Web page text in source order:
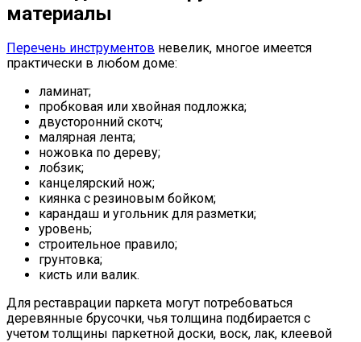
материалы
Перечень инструментов невелик, многое имеется
практически в любом доме:
ламинат;
пробковая или хвойная подложка;
двусторонний скотч;
малярная лента;
ножовка по дереву;
лобзик;
канцелярский нож;
киянка с резиновым бойком;
карандаш и угольник для разметки;
уровень;
строительное правило;
грунтовка;
кисть или валик.
Для реставрации паркета могут потребоваться
деревянные брусочки, чья толщина подбирается с
учетом толщины паркетной доски, воск, лак, клеевой